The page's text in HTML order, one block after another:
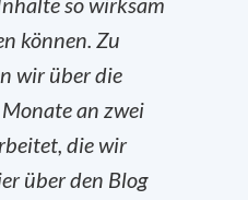
können. Zu
wir über die
an zwei
die wir
über den Blog